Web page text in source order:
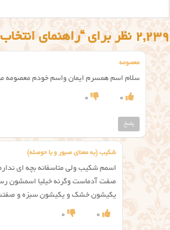
2,239 نظر برای “راهنمای انتخاب اسم برای کودک”
معصومه
سلام اسم همسرم ایمان واسم خودم معصومه
0
0
پاسخ
شکیب (به معنای صبور و با حوصله)
اسمم شکیب ولی متاسفانه بچه ای
صفت آدماست وگرنه خیلیا اسمشون
یکیشون خشک و یکیشون سبزه و
0
0